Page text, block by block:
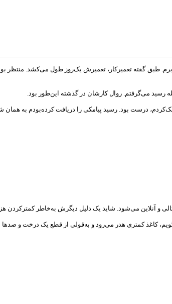
جا می‌برم. طبق گفته تعمیرکار، تعمیرش یک‌روز طول می‌کشد.
رسید می‌گرفتم. روال کارشان در گذشته این‌طور بود.
درست بود. رسید پیامکی را دریافت کرده‌بودم به
و آنلاین می‌شود. شاید یک دلیل دیگرش به‌خاطر
کاغذ کمتری هدر می‌رود و به‌قولی از قطع یک درخت و